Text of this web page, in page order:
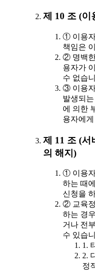
제 10 조 (이
① 이용자
책임은
② 명백한
용자가
수 없습
③ 이용자
발생되
에 의한
용자에
제 11 조 (서
의 해지)
① 이용
하는 때
신청을
② 교육
하는 경
거나 전
수 있습
1.
2.
정